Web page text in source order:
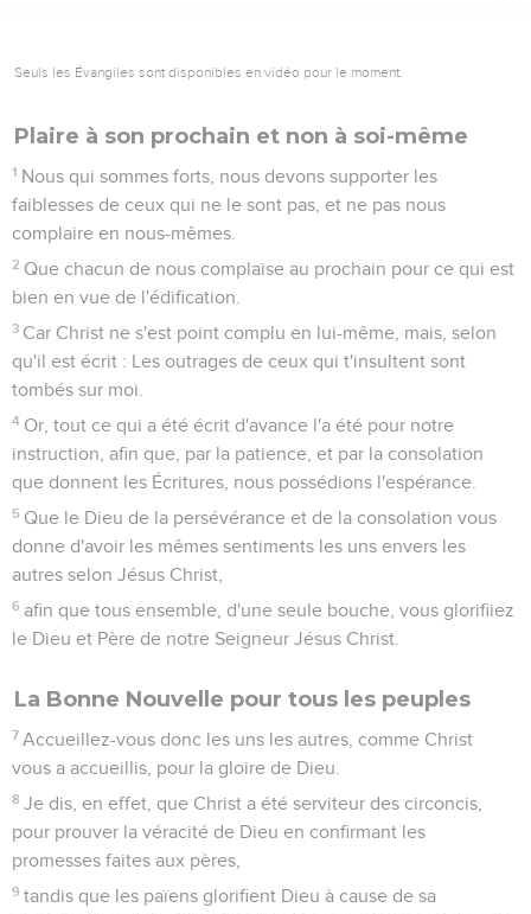
Seuls les Évangiles sont disponibles en vidéo pour le moment.
Plaire à son prochain et non à soi-même
1 Nous qui sommes forts, nous devons supporter les
faiblesses de ceux qui ne le sont pas, et ne pas nous
complaire en nous-mêmes.
2 Que chacun de nous complaise au prochain pour ce qui est
bien en vue de l'édification.
3 Car Christ ne s'est point complu en lui-même, mais, selon
qu'il est écrit : Les outrages de ceux qui t'insultent sont
tombés sur moi.
4 Or, tout ce qui a été écrit d'avance l'a été pour notre
instruction, afin que, par la patience, et par la consolation
que donnent les Écritures, nous possédions l'espérance.
5 Que le Dieu de la persévérance et de la consolation vous
donne d'avoir les mêmes sentiments les uns envers les
autres selon Jésus Christ,
6 afin que tous ensemble, d'une seule bouche, vous glorifiiez
le Dieu et Père de notre Seigneur Jésus Christ.
La Bonne Nouvelle pour tous les peuples
7 Accueillez-vous donc les uns les autres, comme Christ
vous a accueillis, pour la gloire de Dieu.
8 Je dis, en effet, que Christ a été serviteur des circoncis,
pour prouver la véracité de Dieu en confirmant les
promesses faites aux pères,
9 tandis que les païens glorifient Dieu à cause de sa